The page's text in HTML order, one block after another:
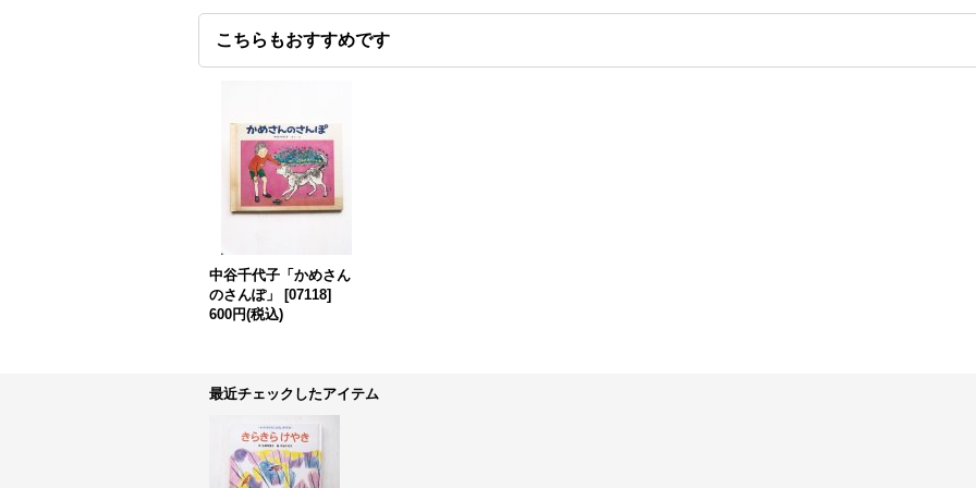
こちらもおすすめです
中谷千代子「かめさん
のさんぽ」
[07118]
600円(税込)
最近チェックしたアイテム